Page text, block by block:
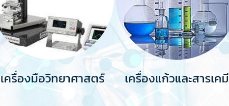
เครื่องมือวิทยาศาสตร์ เครื่องแก้วและสารเคมี